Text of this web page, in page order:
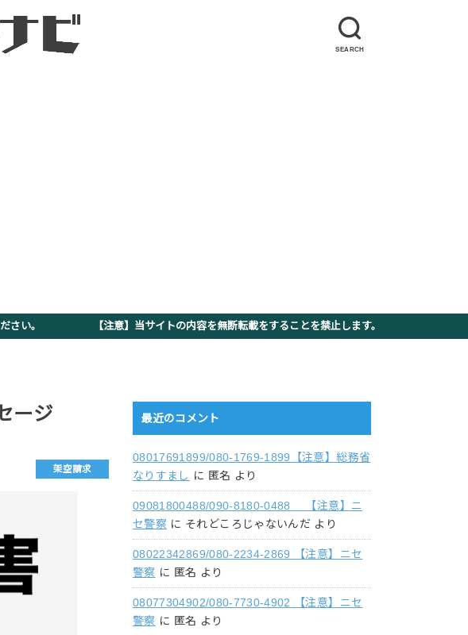
SEARCH
ください。 【注意】当サイトの内容を無断転載をすることを禁止します。
ージ
架空請求
最近のコメント
08017691899/080-1769-1899【注意】総務省
なりすまし に 匿名 より
09081800488/090-8180-0488 【注意】ニ
セ警察 に それどころじゃないんだ より
08022342869/080-2234-2869 【注意】ニセ
警察 に 匿名 より
08077304902/080-7730-4902 【注意】ニセ
警察 に 匿名 より